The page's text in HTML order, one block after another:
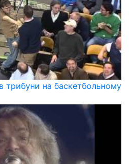
трибуни на баскетбольному